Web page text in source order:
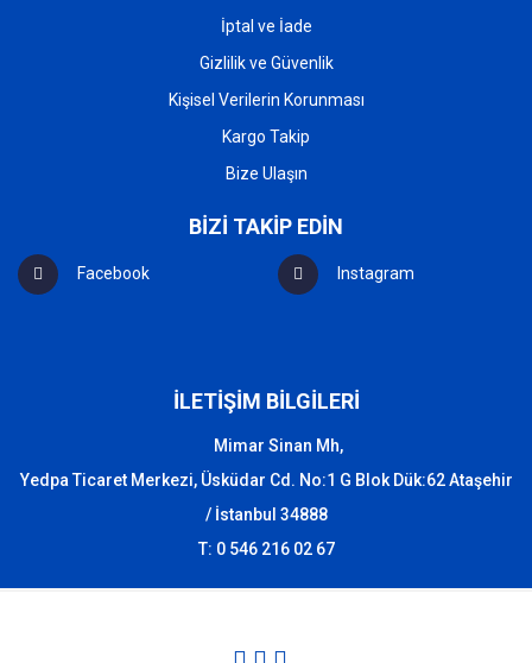
İptal ve İade
Gizlilik ve Güvenlik
Kişisel Verilerin Korunması
Kargo Takip
Bize Ulaşın
BİZİ TAKİP EDİN
Facebook Instagram
İLETİŞİM BİLGİLERİ
Mimar Sinan Mh,
Yedpa Ticaret Merkezi, Üsküdar Cd. No:1 G Blok Dük:62 Ataşehir
/ İstanbul 34888
T: 0 546 216 02 67